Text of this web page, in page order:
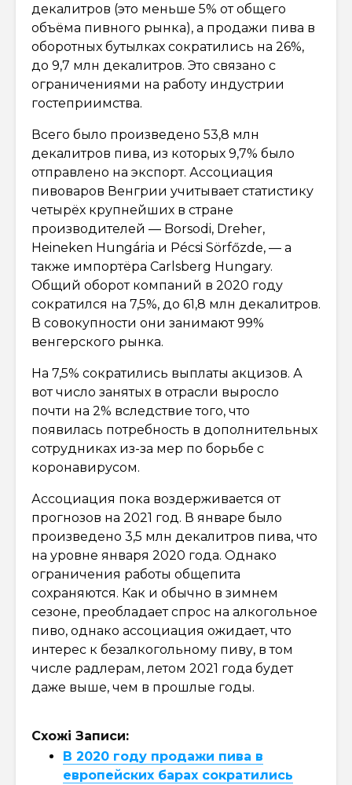
декалитров (это меньше 5% от общего
объёма пивного рынка), а продажи пива в
оборотных бутылках сократились на 26%,
до 9,7 млн декалитров. Это связано с
ограничениями на работу индустрии
гостеприимства.
Всего было произведено 53,8 млн
декалитров пива, из которых 9,7% было
отправлено на экспорт. Ассоциация
пивоваров Венгрии учитывает статистику
четырёх крупнейших в стране
производителей — Borsodi, Dreher,
Heineken Hungária и Pécsi Sörfőzde, — а
также импортёра Carlsberg Hungary.
Общий оборот компаний в 2020 году
сократился на 7,5%, до 61,8 млн декалитров.
В совокупности они занимают 99%
венгерского рынка.
На 7,5% сократились выплаты акцизов. А
вот число занятых в отрасли выросло
почти на 2% вследствие того, что
появилась потребность в дополнительных
сотрудниках из-за мер по борьбе с
коронавирусом.
Ассоциация пока воздерживается от
прогнозов на 2021 год. В январе было
произведено 3,5 млн декалитров пива, что
на уровне января 2020 года. Однако
ограничения работы общепита
сохраняются. Как и обычно в зимнем
сезоне, преобладает спрос на алкогольное
пиво, однако ассоциация ожидает, что
интерес к безалкогольному пиву, в том
числе радлерам, летом 2021 года будет
даже выше, чем в прошлые годы.
Схожі Записи:
В 2020 году продажи пива в
европейских барах сократились